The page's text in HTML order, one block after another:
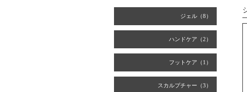
ジェル（8）
ハンドケア（2）
フットケア（1）
スカルプチャー（3）